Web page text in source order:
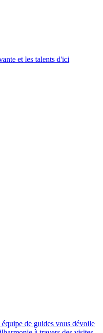
et les talents d'ici
de guides vous dévoile